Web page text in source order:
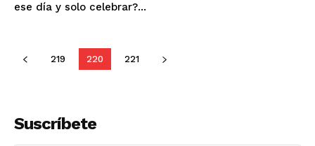
ese día y solo celebrar?...
219 220 221
Suscríbete